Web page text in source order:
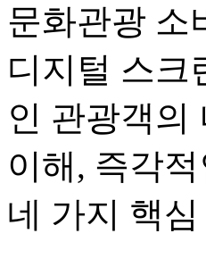
문화관광 소
디지털 스크
인 관광객의
이해, 즉각
네 가지 핵